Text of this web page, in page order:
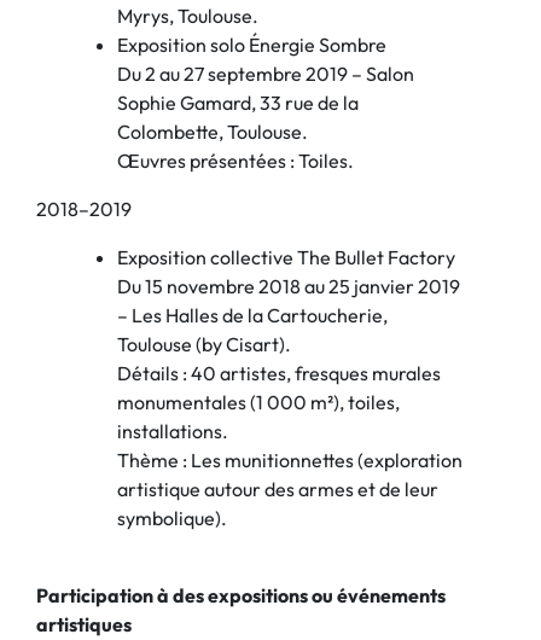
Myrys, Toulouse.
Exposition solo Énergie Sombre
Du 2 au 27 septembre 2019 – Salon
Sophie Gamard, 33 rue de la
Colombette, Toulouse.
Œuvres présentées : Toiles.
2018–2019
Exposition collective The Bullet Factory
Du 15 novembre 2018 au 25 janvier 2019
– Les Halles de la Cartoucherie,
Toulouse (by Cisart).
Détails : 40 artistes, fresques murales
monumentales (1 000 m²), toiles,
installations.
Thème : Les munitionnettes (exploration
artistique autour des armes et de leur
symbolique).
Participation à des expositions ou événements
artistiques